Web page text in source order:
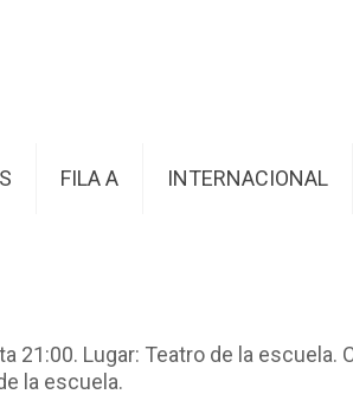
FILA A INTERNACIONAL
21:00. Lugar: Teatro de la
la escuela.